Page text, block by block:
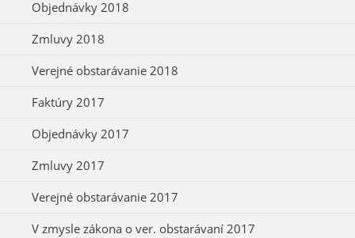
Objednávky 2018
Zmluvy 2018
Verejné obstarávanie 2018
Faktúry 2017
Objednávky 2017
Zmluvy 2017
Verejné obstarávanie 2017
V zmysle zákona o ver. obstarávaní 2017